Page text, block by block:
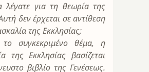
λέγατε για τη θεωρία της
δεν έρχεται σε αντίθεση
της Εκκλησίας;
συγκεκριμένο θέμα, η
της Εκκλησίας βασίζεται
βιβλίο της Γενέσεως.